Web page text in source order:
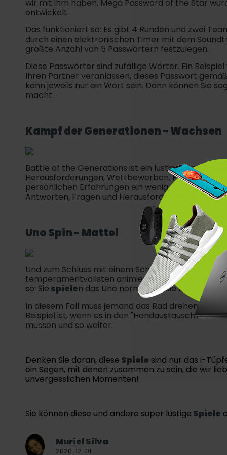
wir mit ihm haben. Mega Password of the Star
entwickelt.
Das funktioniert so: Es gibt 4 Runden und zwei
durch einen elektronischen Timer mit dem
größte Anzahl von 5 Passwörtern festzulegen.
Diese Passwörter sind zufällige Wörter. Ein
Ihren Partner veranlassen, dieses Passwort
kann jeweils nur ein Wort sein. Dann können Sie
macht.
Kampf der Generationen - Wachsen
Battle of the Generations ist ein lustiges Spiel
Herausforderungen, Wettbewerben, Fragen und
persönlichen Erfahrungen ein wenig von dem
Antworten, Fragen und Herausforderungen
Uno Spin - Mattel
Und zum Schluss mit einem Schnörkel ...Uno Spin
temperamentvollsten animiert. Es kommt mit
so: Sie spielen das Uno normal, bis die
In diesem Fall muss jemand das Rad drehen. Und
Beispiel ist, wenn es in den "Handaustausch" fällt,
müssen und so weiter.
Denken Sie daran, diese Spiele sind nur das i-
ein Segen, mit denen zusammen zu sein, die wir
unvergesslichen Momenten!
Sie können diese und andere super lustige Spiele
Muriel Silva
2020-12-01